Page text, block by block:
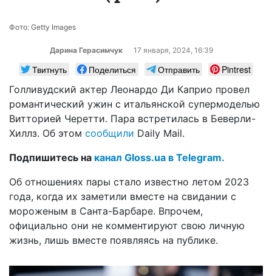
Фото: Getty Images
Дарина Герасимчук 17 января, 2024, 16:39
Твитнуть Поделиться Отправить
Pintrest
Голливудский актер Леонардо Ди Каприо провел
романтический ужин с итальянской супермоделью
Витторией Черетти. Пара встретилась в Беверли-
Хиллз. Об этом сообщили Daily Mail.
Подпишитесь на канал Gloss.ua в Telegram.
Об отношениях пары стало известно летом 2023
года, когда их заметили вместе на свидании с
мороженым в Санта-Барбаре. Впрочем,
официально они не комментируют свою личную
жизнь, лишь вместе появляясь на публике.